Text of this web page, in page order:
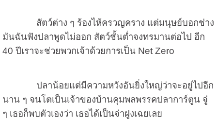
สัตว์ต่าง ๆ ร้องไห้ครวญคราง แต่มนุษย์บอกช่าง
มันฉันฟังปลาพูดไม่ออก สัตว์ชั้นต่ำจงทรมานต่อไป อีก
40 ปีเราจะช่วยพวกเจ้าด้วยการเป็น Net Zero
ปลาน้อยแต่มีความหวังอันยิ่งใหญ่ว่าจะอยู่ไปอีก
นาน ๆ จนโตเป็นเจ้าของบ้านคุมพลพรรคปลาการ์ตูน จู่
ๆ เธอก็พบตัวเองว่า เธอได้เป็นจ่าฝูงเฉยเลย